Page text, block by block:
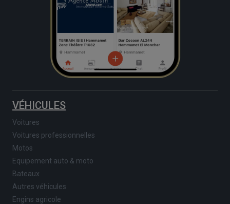
VÉHICULES
Voitures
Voitures professionnelles
Motos
Equipement auto & moto
Bateaux
Autres véhicules
Engins agricole